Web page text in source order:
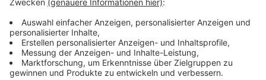
Die AWISTA-Homepage informiert über den
Winterdienst
Seit Dezember ist der AWISTA-Winterdienst
einsatzbereit